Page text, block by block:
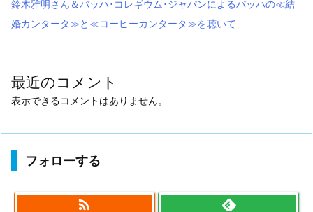
鈴木雅明さん＆バッハ･コレギウム･ジャパンによるバッハの≪結
婚カンタータ≫と≪コーヒーカンタータ≫を聴いて
最近のコメント
表示できるコメントはありません。
フォローする
